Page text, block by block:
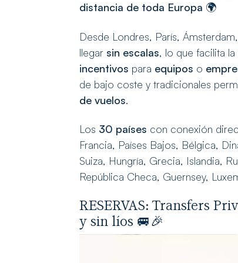
distancia de toda Europa 🌍
Desde Londres, París,
llegar sin escalas, lo que facilita la
incentivos para equipos o
de bajo coste y tradicionales
de vuelos.
Los 30 países con conexión
Francia, Países Bajos, Bélgica,
Suiza, Hungría, Grecia, Islandia,
República Checa, Guernsey,
RESERVAS: Transfers
y sin líos 🚐🎉